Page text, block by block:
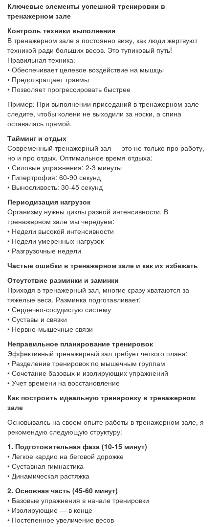
Ключевые элементы успешной тренировки в
тренажерном зале
Контроль техники выполнения
В тренажерном зале я постоянно вижу, как люди жертвуют
техникой ради больших весов. Это тупиковый путь!
Правильная техника:
• Обеспечивает целевое воздействие на мышцы
• Предотвращает травмы
• Позволяет прогрессировать быстрее
Пример: При выполнении приседаний в тренажерном зале
следите, чтобы колени не выходили за носки, а спина
оставалась прямой.
Тайминг и отдых
Современный тренажерный зал — это не только про работу,
но и про отдых. Оптимальное время отдыха:
• Силовые упражнения: 2-3 минуты
• Гипертрофия: 60-90 секунд
• Выносливость: 30-45 секунд
Периодизация нагрузок
Организму нужны циклы разной интенсивности. В
тренажерном зале мы чередуем:
• Недели высокой интенсивности
• Недели умеренных нагрузок
• Разгрузочные недели
Частые ошибки в тренажерном зале и как их избежать
Отсутствие разминки и заминки
Приходя в тренажерный зал, многие сразу хватаются за
тяжелые веса. Разминка подготавливает:
• Сердечно-сосудистую систему
• Суставы и связки
• Нервно-мышечные связи
Неправильное планирование тренировок
Эффективный тренажерный зал требует четкого плана:
• Разделение тренировок по мышечным группам
• Сочетание базовых и изолирующих упражнений
• Учет времени на восстановление
Как построить идеальную тренировку в тренажерном
зале
Основываясь на своем опыте работы в тренажерном зале, я
рекомендую следующую структуру:
1. Подготовительная фаза (10-15 минут)
• Легкое кардио на беговой дорожке
• Суставная гимнастика
• Динамическая растяжка
2. Основная часть (45-60 минут)
• Базовые упражнения в начале тренировки
• Изолирующие — в конце
• Постепенное увеличение весов